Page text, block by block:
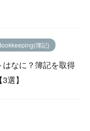
簿記)
なに？簿記を取得
選】